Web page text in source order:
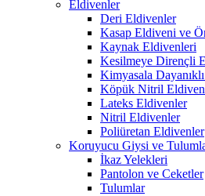
Eldivenler
Deri Eldivenler
Kasap Eldiveni ve
Kaynak Eldivenleri
Kesilmeye Dirençli
Kimyasala
Köpük Nitril
Lateks Eldivenler
Nitril Eldivenler
Poliüretan Eldivenler
Koruyucu Giysi ve
İkaz Yelekleri
Pantolon ve Ceketler
Tulumlar